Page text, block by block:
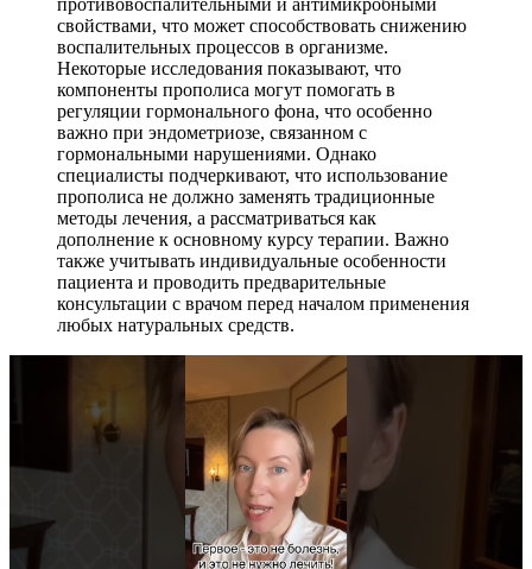
свойствами, что может способствовать снижению
воспалительных процессов в организме.
Некоторые исследования показывают, что
компоненты прополиса могут помогать в
регуляции гормонального фона, что особенно
важно при эндометриозе, связанном с
гормональными нарушениями. Однако
специалисты подчеркивают, что использование
прополиса не должно заменять традиционные
методы лечения, а рассматриваться как
дополнение к основному курсу терапии. Важно
также учитывать индивидуальные особенности
пациента и проводить предварительные
консультации с врачом перед началом применения
любых натуральных средств.